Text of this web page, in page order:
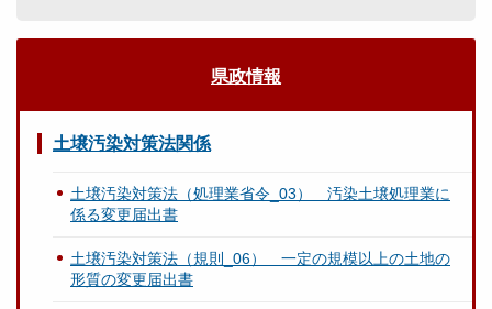
県政情報
土壌汚染対策法関係
土壌汚染対策法（処理業省令_03） 汚染土壌処理業に
係る変更届出書
土壌汚染対策法（規則_06） 一定の規模以上の土地の
形質の変更届出書